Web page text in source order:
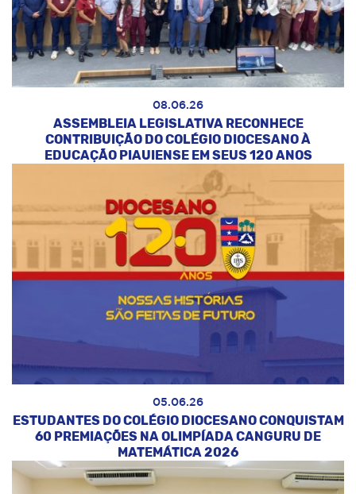
08.06.26
ASSEMBLEIA LEGISLATIVA RECONHECE
CONTRIBUIÇÃO DO COLÉGIO DIOCESANO À
EDUCAÇÃO PIAUIENSE EM SEUS 120 ANOS
05.06.26
ESTUDANTES DO COLÉGIO DIOCESANO CONQUISTAM
60 PREMIAÇÕES NA OLIMPÍADA CANGURU DE
MATEMÁTICA 2026